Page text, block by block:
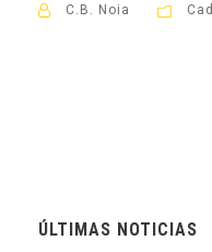
C.B. Noia
ÚLTIMAS NOTICIAS